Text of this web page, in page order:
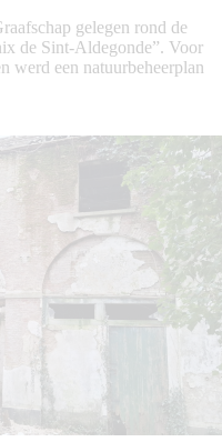
gelegen rond de
de Sint-Aldegonde”. Voor
werd een natuurbeheerplan